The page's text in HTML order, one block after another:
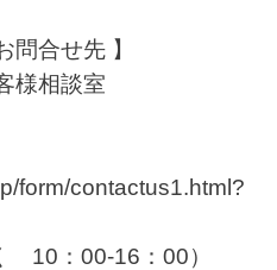
問合せ先 】
様相談室
form/contactus1.html?
10：00-16：00）